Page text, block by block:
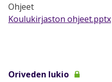
Ohjeet
Koulukirjaston ohjeet.pptx
Oriveden lukio